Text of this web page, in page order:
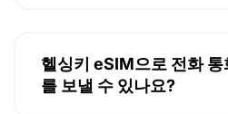
헬싱키 eSIM으로 전화 통
를 보낼 수 있나요?